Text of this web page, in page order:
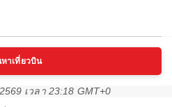
าเที่ยวบิน
เวลา 23:18 GMT+0